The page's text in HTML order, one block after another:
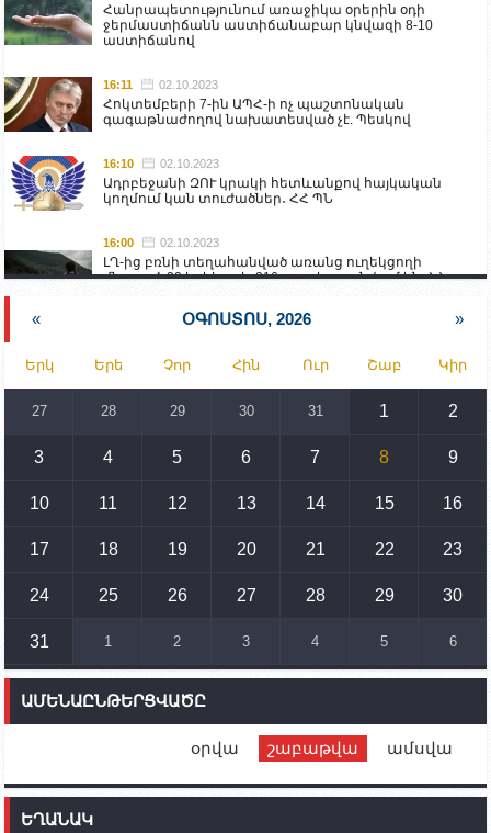
Հանրապետությունում առաջիկա օրերին օդի
ջերմաստիճանն աստիճանաբար կնվազի 8-10
աստիճանով
16:11 02.10.2023
Հոկտեմբերի 7-ին ԱՊՀ-ի ոչ պաշտոնական
գագաթնաժողով նախատեսված չէ. Պեսկով
16:10 02.10.2023
Ադրբեջանի ԶՈՒ կրակի հետևանքով հայկական
կողմում կան տուժածներ․ ՀՀ ՊՆ
16:00 02.10.2023
ԼՂ-ից բռնի տեղահանված առանց ուղեկցողի
մնացած 20 երեխա և 216 տարեց գտնվում են ՀՀ
Իրանը կողմ է տարածաշրջանի համար շահավետ
տրանսպորտային հաղորդակցությունների
զարգացմանը, սակայն ոչ՝ միջազգային
սահմանների փոփոխությանը
15:10 02.10.2023
սպառնալիքները կասեցնելու համար. իսպանացի
պատգամավորը Գորիսում է
14:54 02.10.2023
տեղակայված հայկական դիրքերի անձնակազմի
համար սնունդ տեղափոխող մեքենայի
ունեն. կիպրոսցի խորհրդարանականը՝ Ալեն
Ֆրանսիայի ԱԳ նախարարը կայցելի Հայաստան
« ՕԳՈՍՏՈՍ, 2026 »
Երկ Երե Չոր Հին Ուր Շաբ Կիր
27 28 29 30 31 1 2
3 4 5 6 7 8 9
10 11 12 13 14 15 16
17 18 19 20 21 22 23
24 25 26 27 28 29 30
31 1 2 3 4 5 6
ԱՄԵՆԱԸՆԹԵՐՑՎԱԾԸ
օրվա շաբաթվա ամսվա
ԵՂԱՆԱԿ